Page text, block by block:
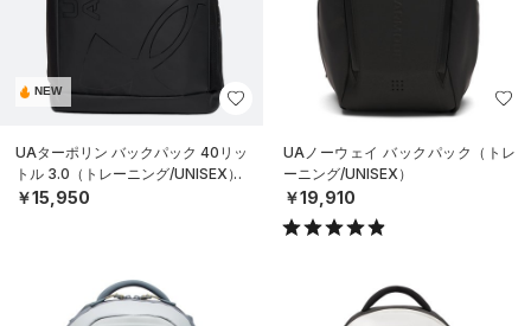
NEW
UAターポリン バックパック 40リッ
トル 3.0（トレーニング/UNISEX）
￥15,950
UAノーウェイ バックパック（トレ
ーニング/UNISEX）
￥19,910